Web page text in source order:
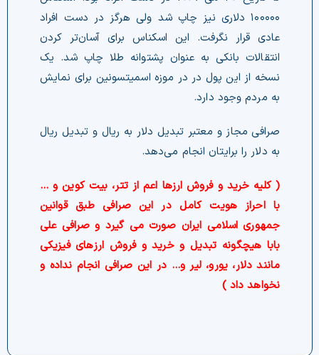
۱۰۰۰۰۰ دلاری نیز چاپ شد ولی هرگز در دست افراد
عادی قرار نگرفت. این اسکناس برای آسان‌تر کردن
انتقالات بانکی به عنوان پشتوانه طلا چاپ شد. یک
نسخه از این پول در در موزه اسمیتسونین برای نمایش
به مردم وجود دارد.
صرافی مجاز و معتبر تبدیل دلار به ریال و تبدیل ریال
به دلار را برایتان انجام می‌دهد.
( کلیه خرید و فروش ارزها اعم از تتر، بیت کوین و …
با احراز هویت کامل در این صرافی طبق قوانین
جمهوری اسلامی ایران صورت می گیرد و صرافی علی
بابا هیچگونه تبدیل و خرید و فروش ارزهای فیزیکی
مانند دلار، یورو، لیر و… در این صرافی انجام نداده و
نخواهد داد )